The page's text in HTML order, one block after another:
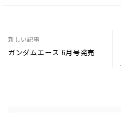
新しい記事
ガンダムエース 6月号発売